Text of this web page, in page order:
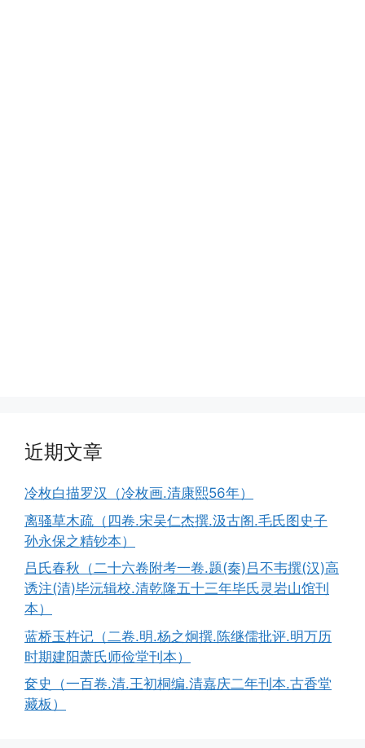
近期文章
冷枚白描罗汉（冷枚画.清康熙56年）
离骚草木疏（四卷.宋吴仁杰撰.汲古阁.毛氏图史子
孙永保之精钞本）
吕氏春秋（二十六卷附考一卷.题(秦)吕不韦撰(汉)高
诱注(清)毕沅辑校.清乾隆五十三年毕氏灵岩山馆刊
本）
蓝桥玉杵记（二卷.明.杨之炯撰.陈继儒批评.明万历
时期建阳萧氏师俭堂刊本）
奁史（一百卷.清.王初桐编.清嘉庆二年刊本.古香堂
藏板）